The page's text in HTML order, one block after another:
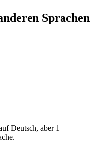
Sprachen
Deutsch, aber 1